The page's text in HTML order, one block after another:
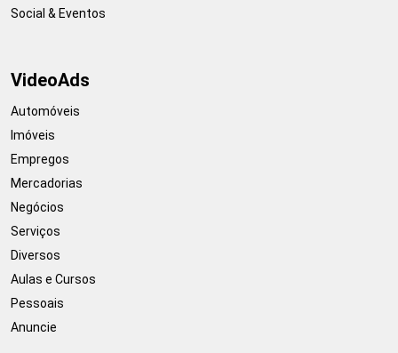
Social & Eventos
VideoAds
Automóveis
Imóveis
Empregos
Mercadorias
Negócios
Serviços
Diversos
Aulas e Cursos
Pessoais
Anuncie